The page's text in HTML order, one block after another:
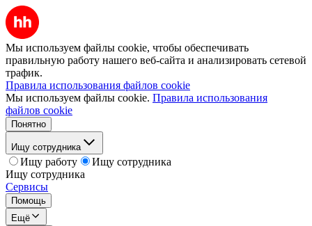
Мы используем файлы cookie, чтобы обеспечивать
правильную работу нашего веб-сайта и анализировать сетевой
трафик.
Правила использования файлов cookie
Мы используем файлы cookie. Правила использования
файлов cookie
Понятно
Ищу сотрудника
Ищу работу
Ищу сотрудника
Ищу сотрудника
Сервисы
Помощь
Ещё